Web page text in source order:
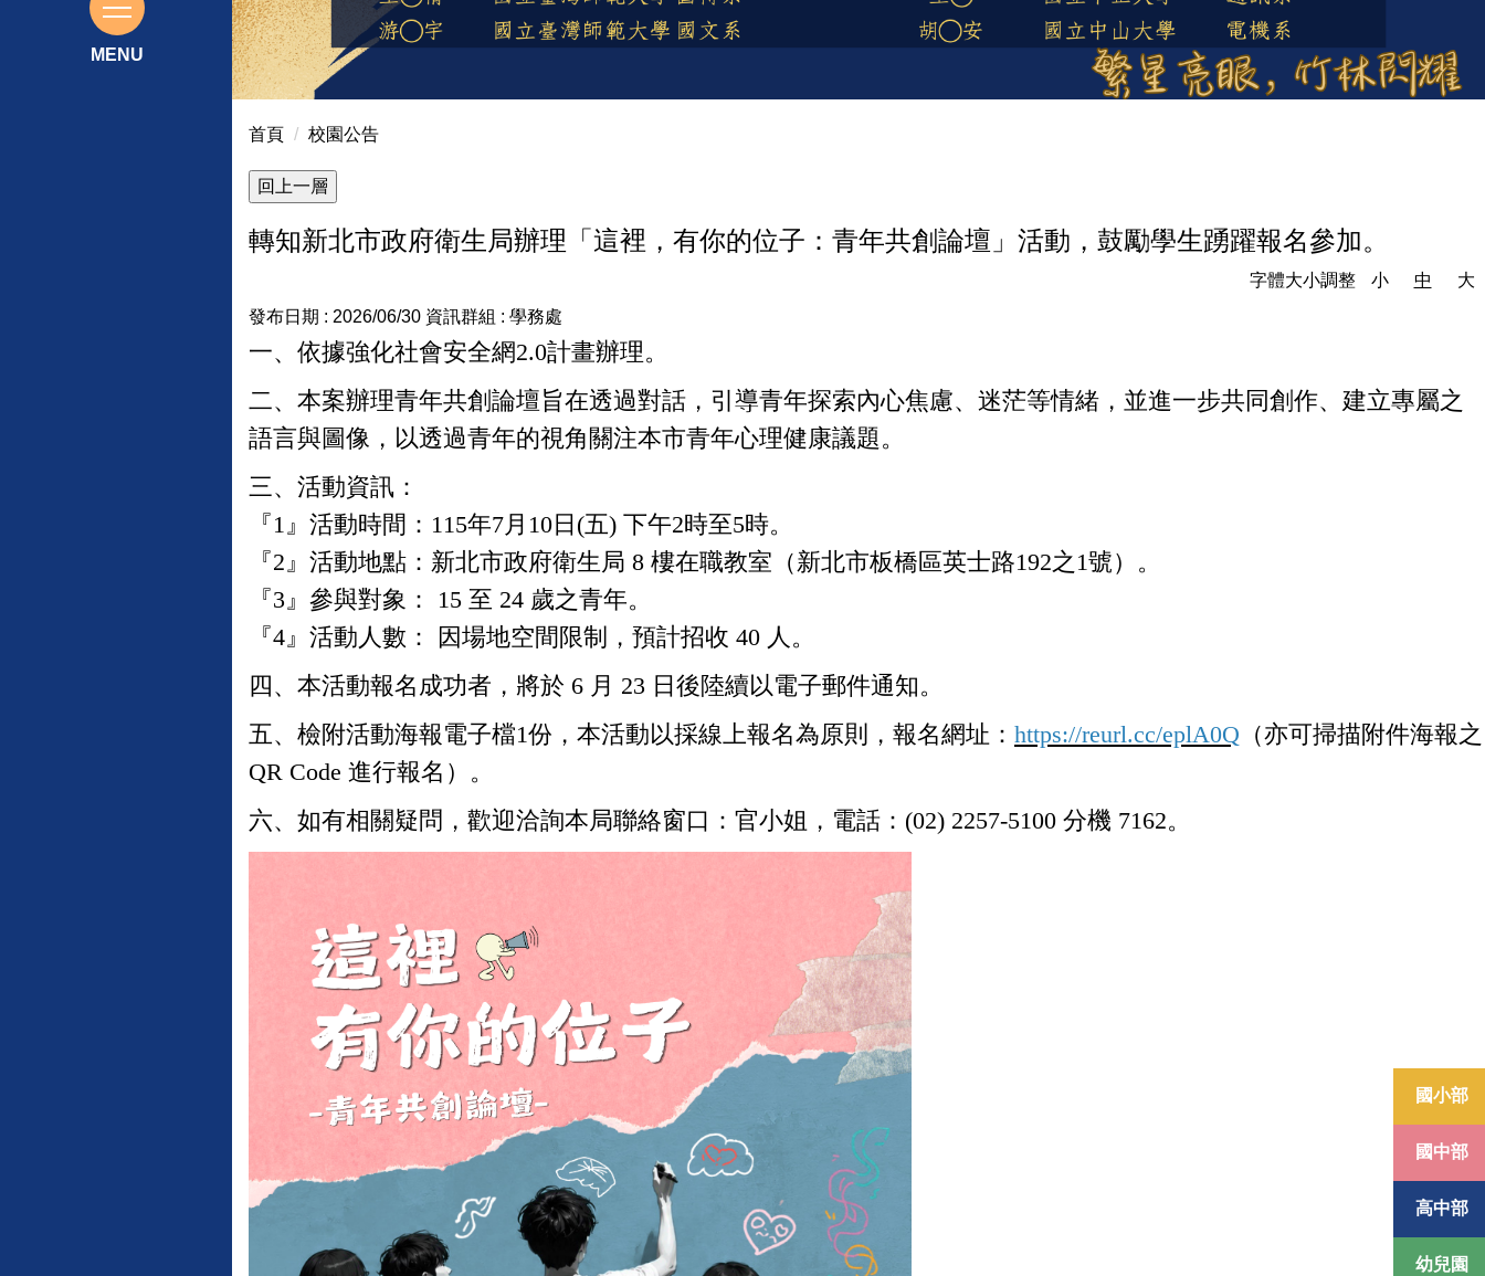
國小部
國中部
高中部
幼兒園
115大學繁星推薦榜單
首頁 校園公告
轉知新北市政府衛生局辦理「這裡，有你的位子：青年共創論壇」活動，鼓勵學生踴躍報名參加。
字體大小調整 小 中
大
發布日期 : 2026/06/30 資訊群組 : 學務處
一、依據強化社會安全網2.0計畫辦理。
二、本案辦理青年共創論壇旨在透過對話，引導青年探索內心焦慮、迷茫等情緒，並進一步共同創作、建立專屬之
語言與圖像，以透過青年的視角關注本市青年心理健康議題。
三、活動資訊：
『1』活動時間：115年7月10日(五) 下午2時至5時。
『2』活動地點：新北市政府衛生局 8 樓在職教室（新北市板橋區英士路192之1號）。
『3』參與對象： 15 至 24 歲之青年。
『4』活動人數： 因場地空間限制，預計招收 40 人。
四、本活動報名成功者，將於 6 月 23 日後陸續以電子郵件通知。
五、 檢附活動海報電子檔1份，本活動以採線上報名為原則，報名網址： https://reurl.cc/eplA0Q （亦可掃描附件海報之
QR Code 進行報名）。
六、如有相關疑問，歡迎洽詢本局聯絡窗口：官小姐，電話：(02) 2257-5100 分機 7162。